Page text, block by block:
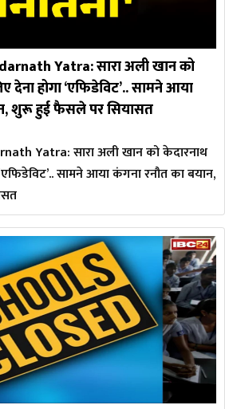
Yatra: सारा अली खान को
देना होगा ‘एफिडेविट’.. सामने आया
शुरू हुई फैसले पर सियासत
Yatra: सारा अली खान को केदारनाथ
सामने आया कंगना रनौत का बयान,